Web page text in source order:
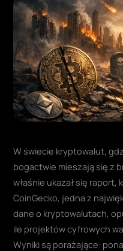
W świecie kryptowalut,
bogactwie mieszają się z
właśnie ukazał się raport,
CoinGecko, jedna z
dane o kryptowalutach,
ile projektów cyfrowych
Wyniki są porażające: